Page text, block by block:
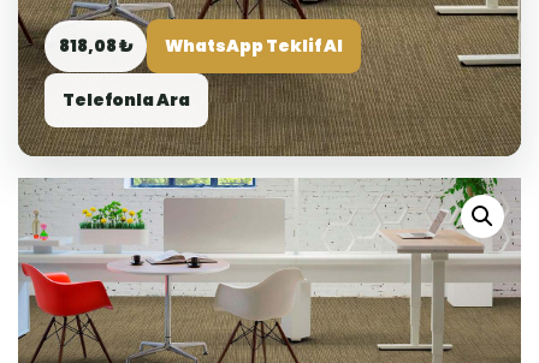
818,08 ₺ WhatsApp Teklif Al
Telefonla Ara